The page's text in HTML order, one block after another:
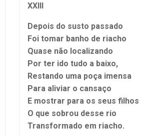
XXIII
Depois do susto passado
Foi tomar banho de riacho
Quase não localizando
Por ter ido tudo a baixo,
Restando uma poça imensa
Para aliviar o cansaço
E mostrar para os seus filhos
O que sobrou desse rio
Transformado em riacho.